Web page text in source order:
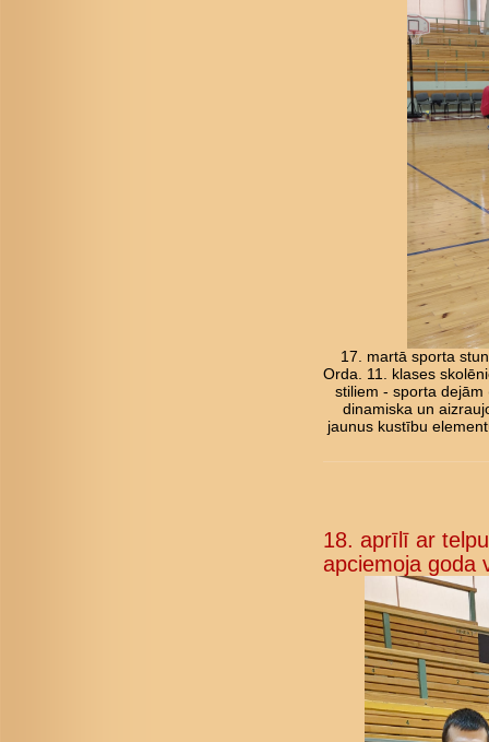
17. martā sporta
Orda. 11. klases
stiliem - sporta
dinamiska un
jaunus kustību
18. aprīlī ar
apciemoja goda